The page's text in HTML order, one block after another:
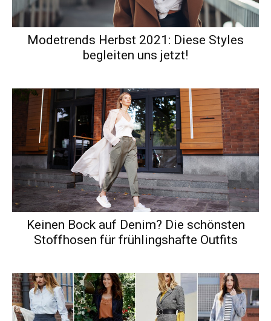
Modetrends Herbst 2021: Diese Styles
begleiten uns jetzt!
Keinen Bock auf Denim? Die schönsten
Stoffhosen für frühlingshafte Outfits